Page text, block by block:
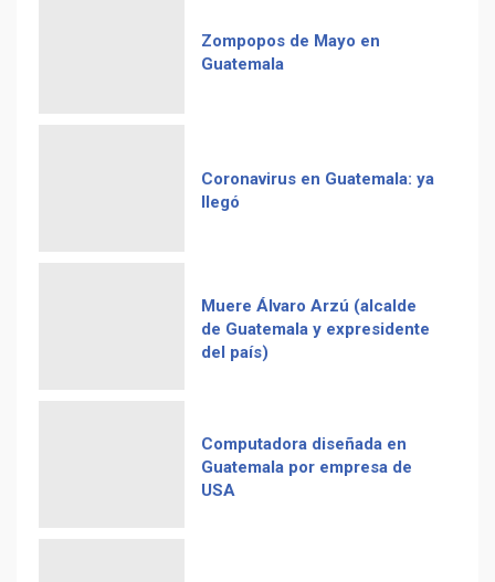
Zompopos de Mayo en
Guatemala
Coronavirus en Guatemala: ya
llegó
Muere Álvaro Arzú (alcalde
de Guatemala y expresidente
del país)
Computadora diseñada en
Guatemala por empresa de
USA